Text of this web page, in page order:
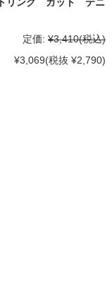
定価: ¥3,410(税込)
¥3,069(税抜 ¥2,790)